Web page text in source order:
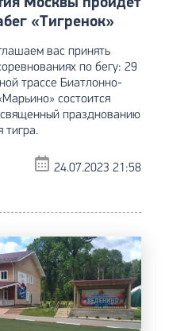
«Тигренок»
вас принять
по бегу: 29
трассе Биатлонно-
состоится
празднованию
тигра.
24.07.2023 21:58